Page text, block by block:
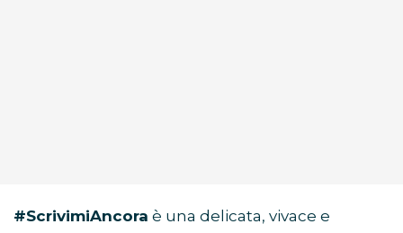
#ScrivimiAncora è una delicata, vivace e